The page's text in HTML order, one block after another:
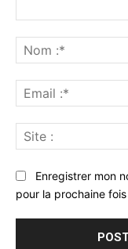
Enregistrer mon
pour la prochaine